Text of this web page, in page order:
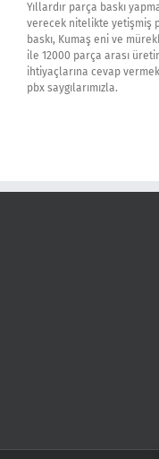
Yıllardır parça baskı
verecek nitelikte yetişmiş
baskı, Kumaş eni ve
ile 12000 parça arası
ihtiyaçlarına cevap
pbx saygılarımızla.